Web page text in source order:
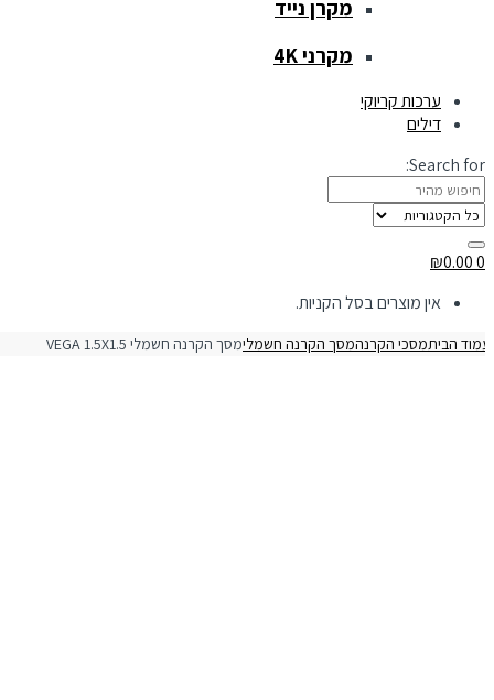
מקרן נייד
מקרני 4K
ערכות קריוקי
דילים
Search for:
₪0.00
אין מוצרים בסל הקניות.
הביתמסכי הקרנהמסך הקרנה חשמלימסך הקרנה חשמלי VEGA 1.5X1.5